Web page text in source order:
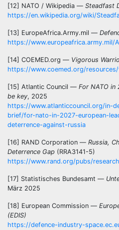
[12] NATO / Wikipedia — Steadfast
https://en.wikipedia.org/wiki/
[13] EuropeAfrica.Army.mil —
https://www.europeafrica.army.mil/
[14] COEMED.org — Vigorous
https://www.coemed.org/
[15] Atlantic Council — For NATO in
be key, 2025
https://www.atlanticcouncil.org/in-
brief/for-nato-in-2027-european-
deterrence-against-russia
[16] RAND Corporation — Russia,
Deterrence Gap (RRA3141-5)
https://www.rand.org/pubs/
[17] Statistisches Bundesamt —
März 2025
[18] European Commission —
(EDIS)
https://defence-industry-